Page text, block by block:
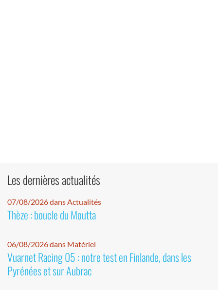
Les dernières actualités
07/08/2026 dans Actualités
Thèze : boucle du Moutta
06/08/2026 dans Matériel
Vuarnet Racing 05 : notre test en Finlande, dans les
Pyrénées et sur Aubrac